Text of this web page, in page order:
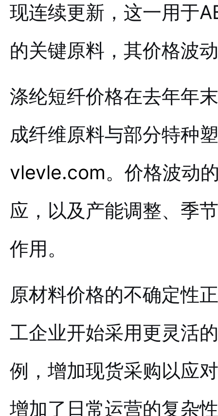
现连续更新，这一用于
的关键原料，其价格波
涤纶短纤价格在去年年
成纤维原料与部分特种
vlevle.com。价格波动
应，以及产能调整、季
作用。
原材料价格的不确定性
工企业开始采用更灵活
例，增加现货采购以应
增加了日常运营的复杂